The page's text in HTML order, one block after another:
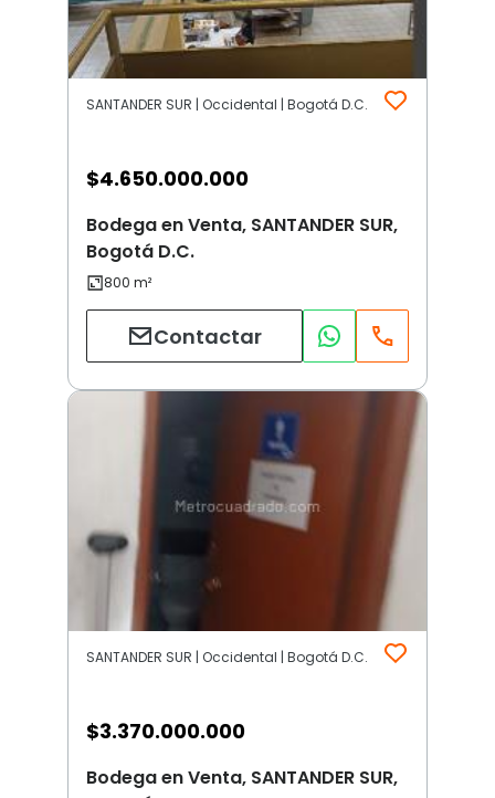
SANTANDER SUR | Occidental | Bogotá D.C.
$4.650.000.000
Bodega en Venta, SANTANDER SUR,
Bogotá D.C.
Contactar
SANTANDER SUR | Occidental | Bogotá D.C.
$3.370.000.000
Bodega en Venta, SANTANDER SUR,